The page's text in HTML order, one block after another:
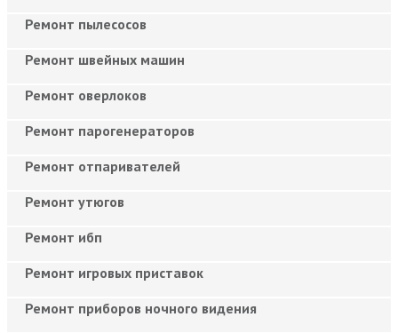
Ремонт пылесосов
Ремонт швейных машин
Ремонт оверлоков
Ремонт парогенераторов
Ремонт отпаривателей
Ремонт утюгов
Ремонт ибп
Ремонт игровых приставок
Ремонт приборов ночного видения